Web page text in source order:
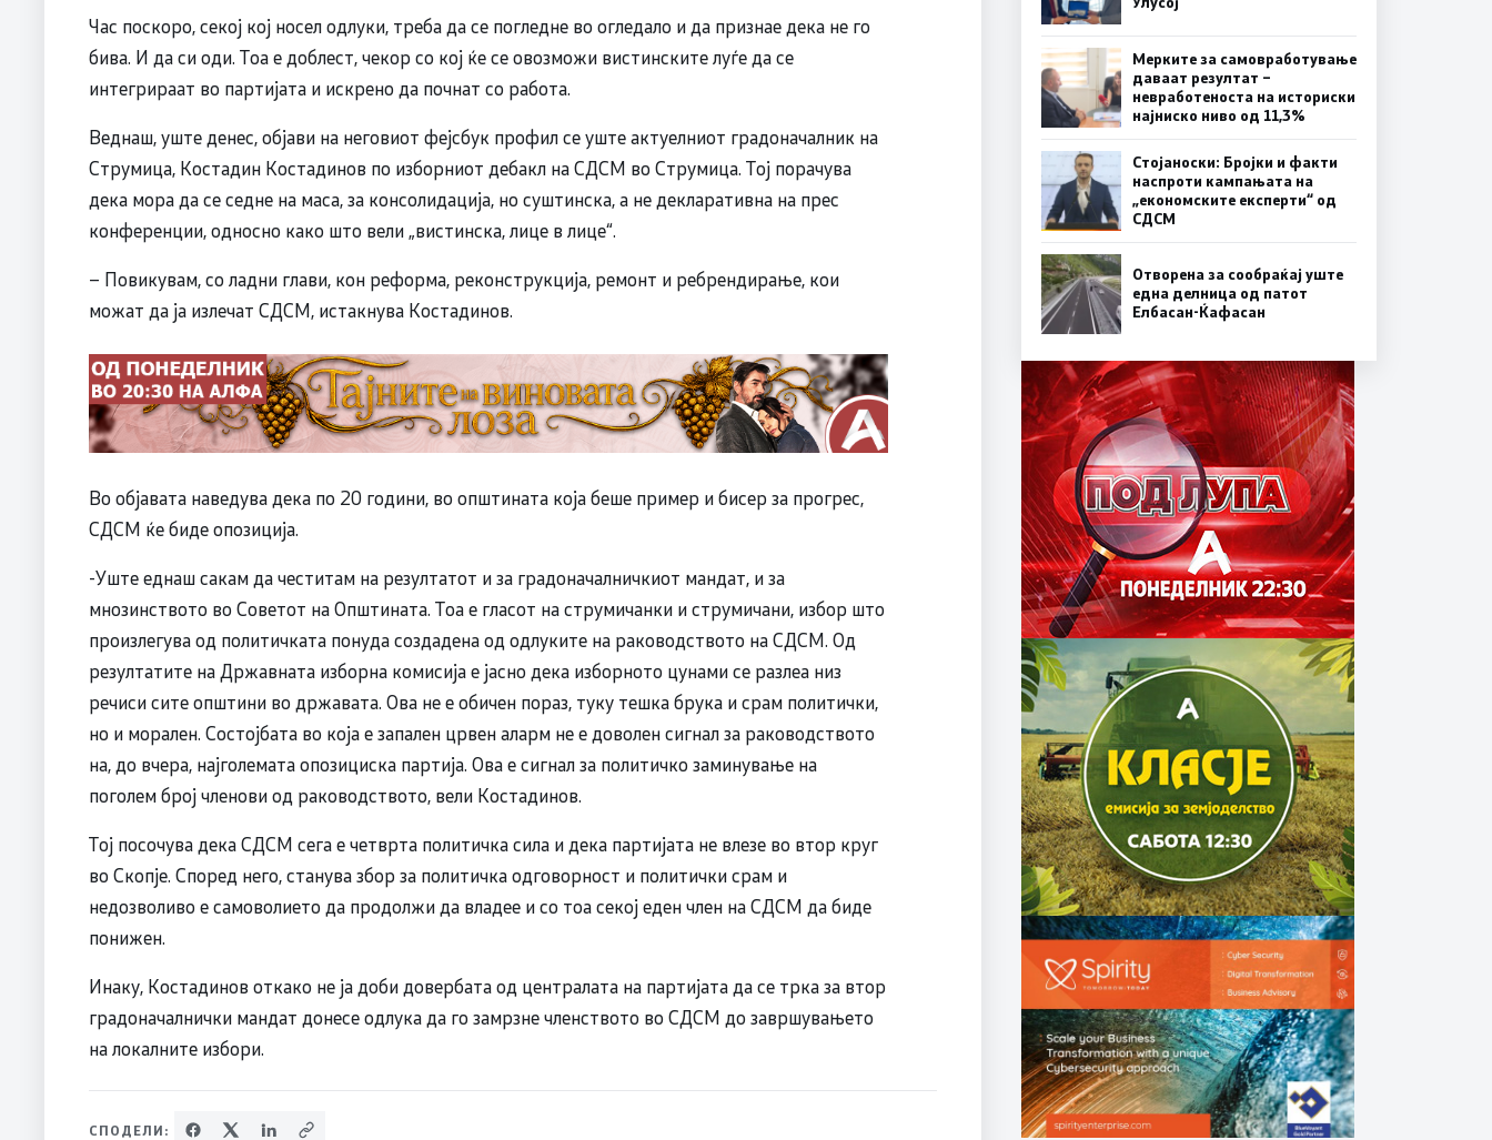
Час поскоро, секој кој носел одлуки, треба да се погледне во огледало и да признае дека не го
бива. И да си оди. Тоа е доблест, чекор со кој ќе се овозможи вистинските луѓе да се
интегрираат во партијата и искрено да почнат со работа.
Веднаш, уште денес, објави на неговиот фејсбук профил се уште актуелниот градоначалник на
Струмица, Костадин Костадинов по изборниот дебакл на СДСМ во Струмица. Тој порачува
дека мора да се седне на маса, за консолидација, но суштинска, а не декларативна на прес
конференции, односно како што вели „вистинска, лице в лице“.
– Повикувам, со ладни глави, кон реформа, реконструкција, ремонт и ребрендирање, кои
можат да ја излечат СДСМ, истакнува Костадинов.
Во објавата наведува дека по 20 години, во општината која беше пример и бисер за прогрес,
СДСМ ќе биде опозиција.
-Уште еднаш сакам да честитам на резултатот и за градоначалничкиот мандат, и за
мнозинството во Советот на Општината. Тоа е гласот на струмичанки и струмичани, избор што
произлегува од политичката понуда создадена од одлуките на раководството на СДСМ. Од
резултатите на Државната изборна комисија е јасно дека изборното цунами се разлеа низ
речиси сите општини во државата. Ова не е обичен пораз, туку тешка брука и срам политички,
но и морален. Состојбата во која е запален црвен аларм не е доволен сигнал за раководството
на, до вчера, најголемата опозициска партија. Ова е сигнал за политичко заминување на
поголем број членови од раководството, вели Костадинов.
Тој посочува дека СДСМ сега е четврта политичка сила и дека партијата не влезе во втор круг
во Скопје. Според него, станува збор за политичка одговорност и политички срам и
недозволиво е самоволието да продолжи да владее и со тоа секој еден член на СДСМ да биде
понижен.
Инаку, Костадинов откако не ја доби довербата од централата на партијата да се трка за втор
градоначалнички мандат донесе одлука да го замрзне членството во СДСМ до завршувањето
на локалните избори.
СПОДЕЛИ:
Мерките за самовработување
даваат резултат –
невработеноста на историски
најниско ниво од 11,3%
Стојаноски: Бројки и факти
наспроти кампањата на
„економските експерти“ од
СДСM
Отворена за сообраќај уште
една делница од патот
Елбасан-Ќафасан